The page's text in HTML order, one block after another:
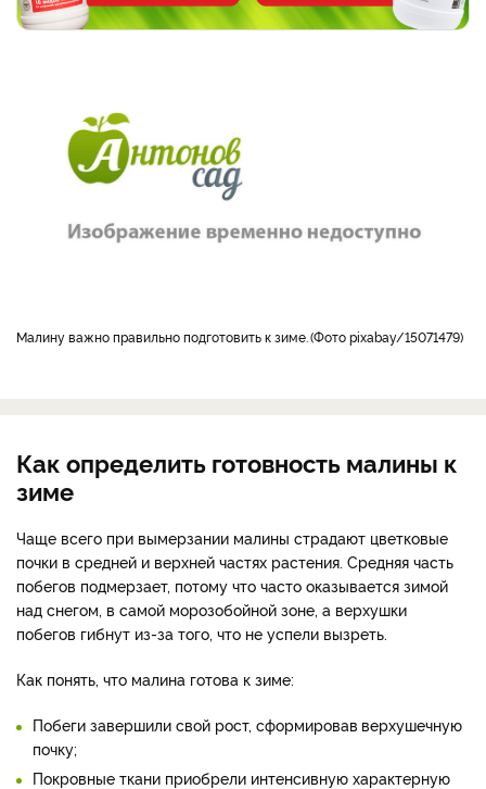
малину важно правильно подготовить к зиме. Фото pixabay/15071479
Как определить готовность малины к
зиме
Чаще всего при вымерзании малины страдают цветковые
почки в средней и верхней частях растения. Средняя часть
побегов подмерзает, потому что часто оказывается зимой
над снегом, в самой морозобойной зоне, а верхушки
побегов гибнут из-за того, что не успели вызреть.
Как понять, что малина готова к зиме:
Побеги завершили свой рост, сформировав верхушечную
почку;
Покровные ткани приобрели интенсивную характерную